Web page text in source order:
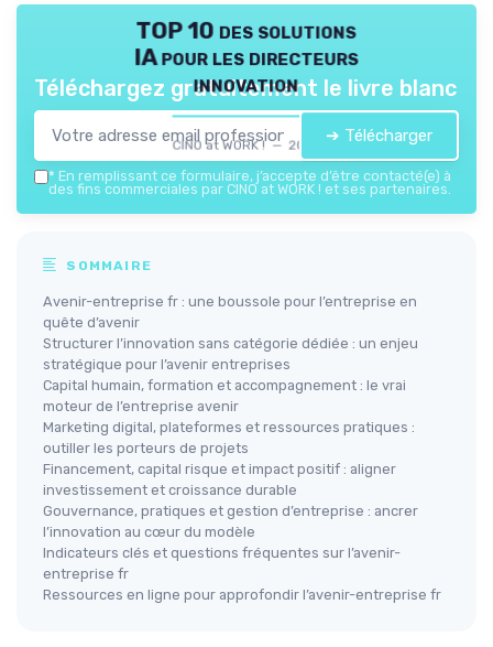
TOP 10 des solutions
IA pour les directeurs
innovation
CINO at WORK ! — 2026
Téléchargez gratuitement le livre blanc
➔ Télécharger
* En remplissant ce formulaire, j’accepte d’être contacté(e) à
des fins commerciales par CINO at WORK ! et ses partenaires.
SOMMAIRE
Avenir-entreprise fr : une boussole pour l’entreprise en
quête d’avenir
Structurer l’innovation sans catégorie dédiée : un enjeu
stratégique pour l’avenir entreprises
Capital humain, formation et accompagnement : le vrai
moteur de l’entreprise avenir
Marketing digital, plateformes et ressources pratiques :
outiller les porteurs de projets
Financement, capital risque et impact positif : aligner
investissement et croissance durable
Gouvernance, pratiques et gestion d’entreprise : ancrer
l’innovation au cœur du modèle
Indicateurs clés et questions fréquentes sur l’avenir-
entreprise fr
Ressources en ligne pour approfondir l’avenir-entreprise fr